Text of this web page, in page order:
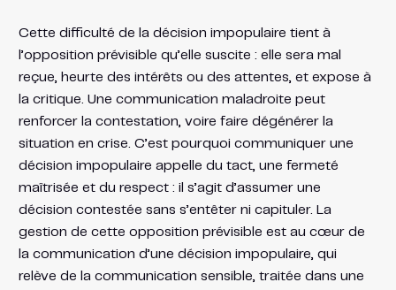
Cette difficulté de la décision impopulaire tient à
l’opposition prévisible qu’elle suscite : elle sera mal
reçue, heurte des intérêts ou des attentes, et expose à
la critique. Une communication maladroite peut
renforcer la contestation, voire faire dégénérer la
situation en crise. C’est pourquoi communiquer une
décision impopulaire appelle du tact, une fermeté
maîtrisée et du respect : il s’agit d’assumer une
décision contestée sans s’entêter ni capituler. La
gestion de cette opposition prévisible est au cœur de
la communication d’une décision impopulaire, qui
relève de la communication sensible, traitée dans une